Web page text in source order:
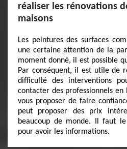
réaliser les rénovations
maisons
Les peintures des surfaces
une certaine attention de la
moment donné, il est possible
Par conséquent, il est utile de
difficulté des interventions
contacter des professionnels
vous proposer de faire
peut proposer des prix
beaucoup de monde. Il faut
pour avoir les informations.